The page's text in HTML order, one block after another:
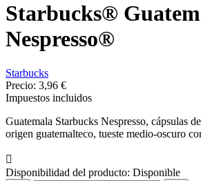
Starbucks®
Nespresso®
Starbucks
Precio: 3,96 €
Impuestos incluidos
Guatemala Starbucks Nespresso, cápsulas
origen guatemalteco, tueste medio-oscuro

Disponibilidad del producto: Disponible